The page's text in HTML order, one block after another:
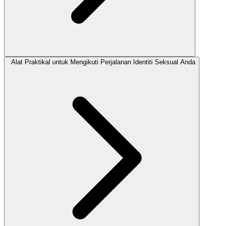
Alat Praktikal untuk Mengikuti Perjalanan Identiti Seksual Anda